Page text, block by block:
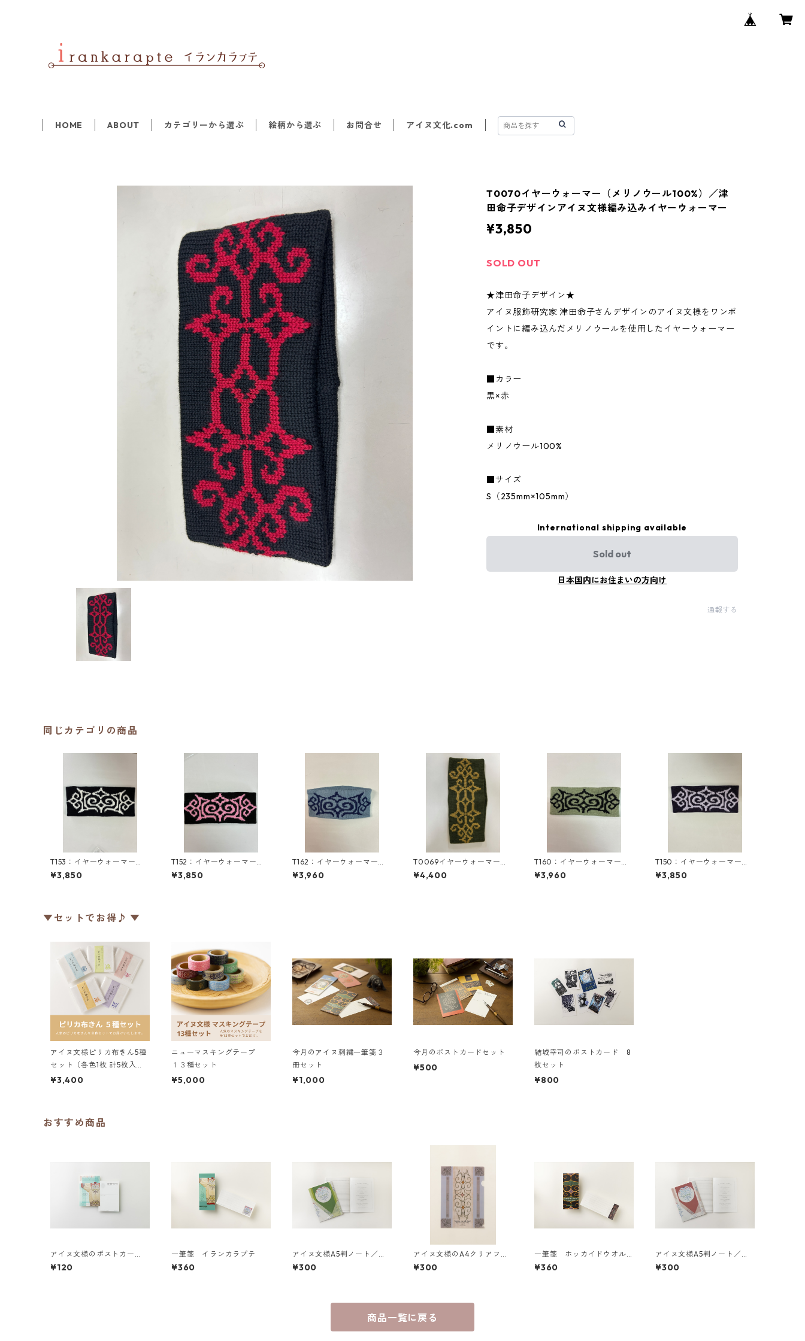
HOME ABOUT カテゴリーから選ぶ 絵柄から選ぶ お問合せ アイヌ文化.com
T0070イヤーウォーマー（メリノウール100%）／津
田命子デザインアイヌ文様編み込みイヤーウォーマー
¥3,850
SOLD OUT
★津田命子デザイン★
アイヌ服飾研究家 津田命子さんデザインのアイヌ文様をワンポ
イントに編み込んだメリノウールを使用したイヤーウォーマー
です。
■カラー
黒×赤
■素材
メリノウール100%
■サイズ
S（235mm×105mm）
International shipping available
Sold out
日本国内にお住まいの方向け
通報する
同じカテゴリの商品
T153：イヤーウォーマー
（M）／津田命子デザインア
イヌ文様編み込みイヤーウ
¥3,850
T152：イヤーウォーマー
（M）／津田命子デザインア
イヌ文様編み込みイヤーウ
¥3,850
T162：イヤーウォーマー
（M）／津田命子デザインア
イヌ文様編み込みイヤーウ
¥3,960
T0069イヤーウォーマー
（メリノウール100%）／津
田命子デザインアイヌ文様
¥4,400
T160：イヤーウォーマー
（M）／津田命子デザインア
イヌ文様編み込みイヤーウ
¥3,960
T150：イヤーウォーマー
（M）／津田命子デザインア
イヌ文様編み込みイヤーウ
¥3,850
▼セットでお得♪ ▼
アイヌ文様ピリカ布きん5種
セット（各色1枚 計5枚入
り）
¥3,400
ニューマスキングテープ
１３種セット
¥5,000
今月のアイヌ刺繍一筆箋３
冊セット
¥1,000
今月のポストカードセット
¥500
結城幸司のポストカード 8
枚セット
¥800
おすすめ商品
アイヌ文様のポストカー
ド "イランカラプテ"
¥120
一筆箋 イランカラプテ
¥360
アイヌ文様A5判ノート／イ
ランカラプテ（緑）by Ueta
ke Yasuko
¥300
アイヌ文様のA4クリアファ
イル カンナ スイ エク ハニ
（グレー）
¥300
一筆箋 ホッカイドウオル
ン エアラパ ヤ？
¥360
アイヌ文様A5判ノート／イ
ランカラプテ（赤）by Ueta
ke Yasuko
¥300
商品一覧に戻る